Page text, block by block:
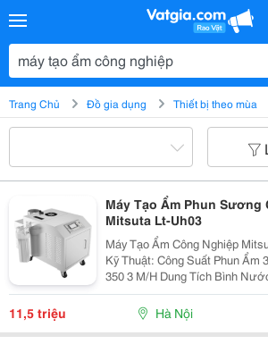
Trang Chủ Đồ gia dụng Thiết bị theo mùa
Máy Tạo Ẩm Phun Sương
Mitsuta Lt-Uh03
Máy Tạo Ẩm Công Nghiệp Mitsuta Lt-
Kỹ Thuật: Công Suất Phun Ẩm 3Kg/H Lưu Lượng Gió:
350 3 M/H Dung Tích Bình Nước 10.1L Kích Thước:
600 X350 X 440 Mm(Cao) Công Suất 300W. Nguồn Điện
11,5 triệu Hà Nội